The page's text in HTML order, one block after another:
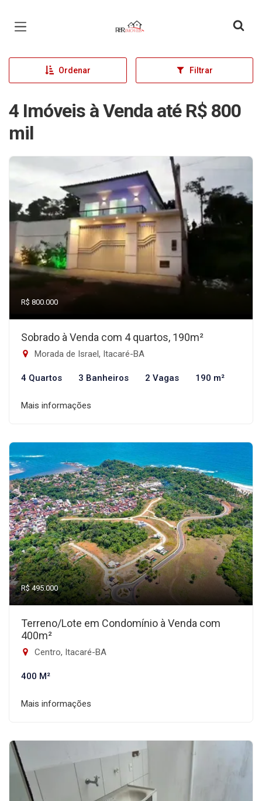
Página inicial
Ordenar Filtrar
4 Imóveis à Venda até R$ 800
mil
R$ 800.000
Sobrado à Venda com 4 quartos, 190m²
Morada de Israel, Itacaré-BA
4 Quartos 3 Banheiros 2 Vagas 190 m²
Mais informações
R$ 495.000
Terreno/Lote em Condomínio à Venda com
400m²
Centro, Itacaré-BA
400 M²
Mais informações